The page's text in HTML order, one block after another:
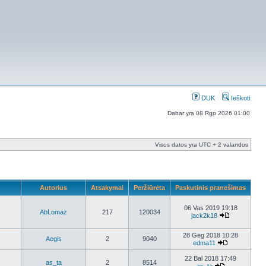
DUK Ieškoti
Dabar yra 08 Rgp 2026 01:00
Visos datos yra UTC + 2 valandos
Autorius Atsakymai Peržiūrėta Paskutinis pranešimas
AbLomaz 217 120034
06 Vas 2019 19:18
jack2k18
Aegis 2 9040
28 Geg 2018 10:28
edma11
as_ta 2 8514
22 Bal 2018 17:49